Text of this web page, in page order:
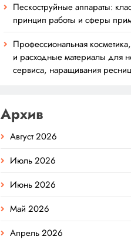
Пескоструйные аппараты:
принцип работы и сферы
Профессиональная
и расходные материалы для
сервиса, наращивания
Архив
Август 2026
Июль 2026
Июнь 2026
Май 2026
Апрель 2026